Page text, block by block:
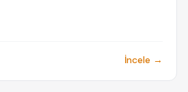
İncele →